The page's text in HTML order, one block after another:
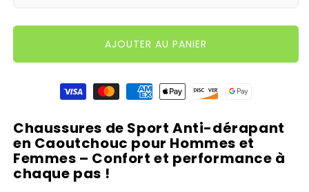
AJOUTER AU PANIER
Moyens de paiement
Chaussures de Sport Anti-dérapant
en Caoutchouc pour Hommes et
Femmes – Confort et performance à
chaque pas !